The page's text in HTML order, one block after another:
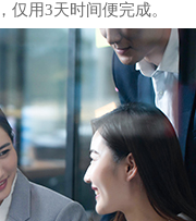
用3天时间便完成。